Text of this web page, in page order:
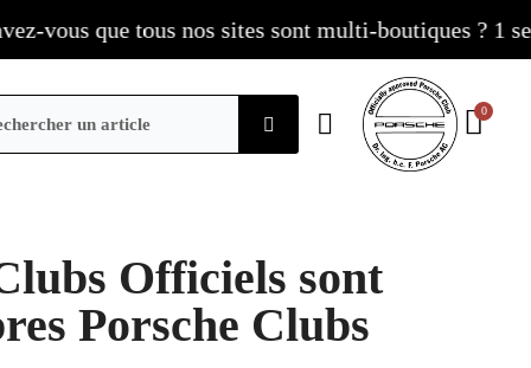
vous que tous nos sites sont multi-boutiques ? 1
Officiels sont
Porsche Clubs